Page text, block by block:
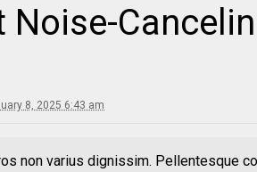
Noise-
8, 2025 6:43 am
non varius dignissim. Pellentesque